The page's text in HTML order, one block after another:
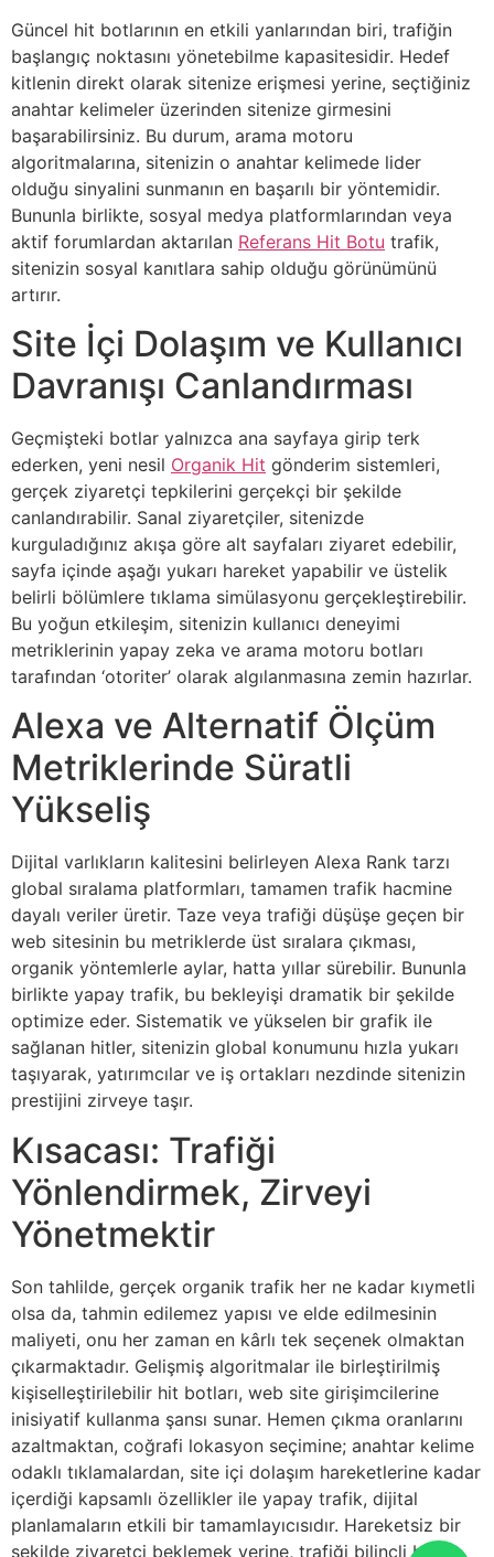
Güncel hit botlarının en etkili yanlarından biri, trafiğin
başlangıç noktasını yönetebilme kapasitesidir. Hedef
kitlenin direkt olarak sitenize erişmesi yerine, seçtiğiniz
anahtar kelimeler üzerinden sitenize girmesini
başarabilirsiniz. Bu durum, arama motoru
algoritmalarına, sitenizin o anahtar kelimede lider
olduğu sinyalini sunmanın en başarılı bir yöntemidir.
Bununla birlikte, sosyal medya platformlarından veya
aktif forumlardan aktarılan Referans Hit Botu trafik,
sitenizin sosyal kanıtlara sahip olduğu görünümünü
artırır.
Site İçi Dolaşım ve Kullanıcı
Davranışı Canlandırması
Geçmişteki botlar yalnızca ana sayfaya girip terk
ederken, yeni nesil Organik Hit gönderim sistemleri,
gerçek ziyaretçi tepkilerini gerçekçi bir şekilde
canlandırabilir. Sanal ziyaretçiler, sitenizde
kurguladığınız akışa göre alt sayfaları ziyaret edebilir,
sayfa içinde aşağı yukarı hareket yapabilir ve üstelik
belirli bölümlere tıklama simülasyonu gerçekleştirebilir.
Bu yoğun etkileşim, sitenizin kullanıcı deneyimi
metriklerinin yapay zeka ve arama motoru botları
tarafından ‘otoriter’ olarak algılanmasına zemin hazırlar.
Alexa ve Alternatif Ölçüm
Metriklerinde Süratli
Yükseliş
Dijital varlıkların kalitesini belirleyen Alexa Rank tarzı
global sıralama platformları, tamamen trafik hacmine
dayalı veriler üretir. Taze veya trafiği düşüşe geçen bir
web sitesinin bu metriklerde üst sıralara çıkması,
organik yöntemlerle aylar, hatta yıllar sürebilir. Bununla
birlikte yapay trafik, bu bekleyişi dramatik bir şekilde
optimize eder. Sistematik ve yükselen bir grafik ile
sağlanan hitler, sitenizin global konumunu hızla yukarı
taşıyarak, yatırımcılar ve iş ortakları nezdinde sitenizin
prestijini zirveye taşır.
Kısacası: Trafiği
Yönlendirmek, Zirveyi
Yönetmektir
Son tahlilde, gerçek organik trafik her ne kadar kıymetli
olsa da, tahmin edilemez yapısı ve elde edilmesinin
maliyeti, onu her zaman en kârlı tek seçenek olmaktan
çıkarmaktadır. Gelişmiş algoritmalar ile birleştirilmiş
kişiselleştirilebilir hit botları, web site girişimcilerine
inisiyatif kullanma şansı sunar. Hemen çıkma oranlarını
azaltmaktan, coğrafi lokasyon seçimine; anahtar kelime
odaklı tıklamalardan, site içi dolaşım hareketlerine kadar
içerdiği kapsamlı özellikler ile yapay trafik, dijital
planlamaların etkili bir tamamlayıcısıdır. Hareketsiz bir
şekilde ziyaretçi beklemek yerine, trafiği bilinçli bir